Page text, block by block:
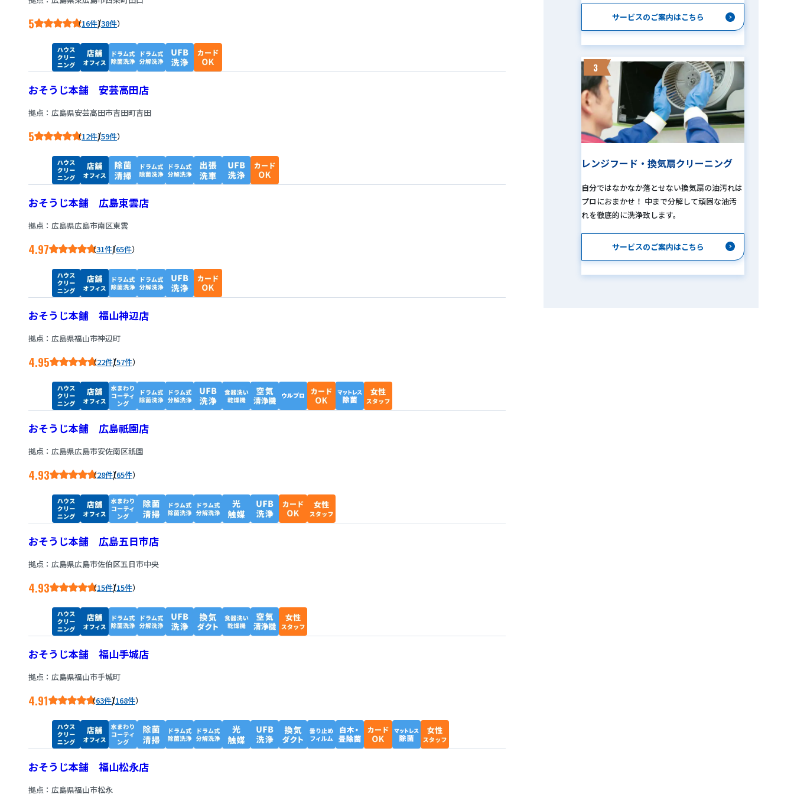
5 16件/38件
おそうじ本舗 安芸高田店
拠点：広島県安芸高田市吉田町吉田
5 12件/59件
おそうじ本舗 広島東雲店
拠点：広島県広島市南区東雲
4.97 31件/65件
おそうじ本舗 福山神辺店
拠点：広島県福山市神辺町
4.95 22件/57件
おそうじ本舗 広島祇園店
拠点：広島県広島市安佐南区祇園
4.93 28件/65件
おそうじ本舗 広島五日市店
拠点：広島県広島市佐伯区五日市中央
4.93 15件/15件
おそうじ本舗 福山手城店
拠点：広島県福山市手城町
4.91 63件/168件
おそうじ本舗 福山松永店
拠点：広島県福山市松永
サービスのご案内はこちら
3
レンジフード・換気扇クリーニング
自分ではなかなか落とせない換気扇の油汚れは
プロにおまかせ！ 中まで分解して頑固な油汚
れを徹底的に洗浄致します。
サービスのご案内はこちら